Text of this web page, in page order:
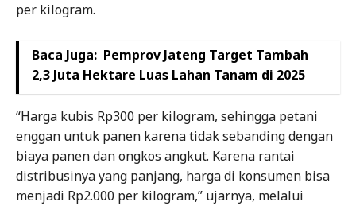
per kilogram.
Baca Juga: Pemprov Jateng Target Tambah
2,3 Juta Hektare Luas Lahan Tanam di 2025
“Harga kubis Rp300 per kilogram, sehingga petani
enggan untuk panen karena tidak sebanding dengan
biaya panen dan ongkos angkut. Karena rantai
distribusinya yang panjang, harga di konsumen bisa
menjadi Rp2.000 per kilogram,” ujarnya, melalui